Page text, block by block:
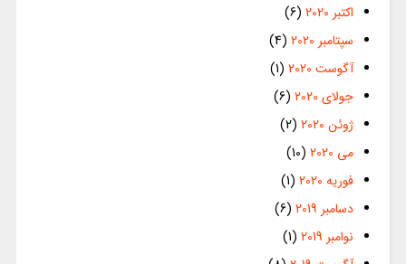
اکتبر 2020
(6)
سپتامبر 2020
(4)
آگوست 2020
(1)
جولای 2020
(6)
ژوئن 2020
(2)
می 2020
(10)
فوریه 2020
(1)
دسامبر 2019
(6)
نوامبر 2019
(1)